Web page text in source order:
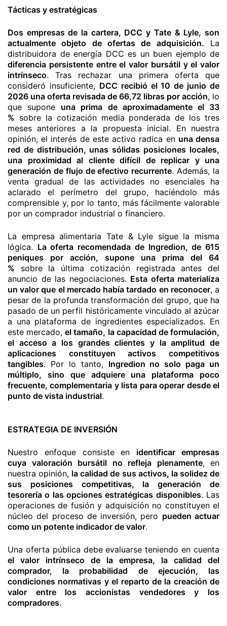
Tácticas y estratégicas
Dos empresas de la cartera, DCC y Tate & Lyle, son
actualmente objeto de ofertas de adquisición. La
distribuidora de energía DCC es un buen ejemplo de
diferencia persistente entre el valor bursátil y el valor
intrínseco. Tras rechazar una primera oferta que
consideró insuficiente, DCC recibió el 10 de junio de
2026 una oferta revisada de 66,72 libras por acción, lo
que supone una prima de aproximadamente el 33
% sobre la cotización media ponderada de los tres
meses anteriores a la propuesta inicial. En nuestra
opinión, el interés de este activo radica en una densa
red de distribución, unas sólidas posiciones locales,
una proximidad al cliente difícil de replicar y una
generación de flujo de efectivo recurrente. Además, la
venta gradual de las actividades no esenciales ha
aclarado el perímetro del grupo, haciéndolo más
comprensible y, por lo tanto, más fácilmente valorable
por un comprador industrial o financiero.
La empresa alimentaria Tate & Lyle sigue la misma
lógica. La oferta recomendada de Ingredion, de 615
peniques por acción, supone una prima del 64
% sobre la última cotización registrada antes del
anuncio de las negociaciones. Esta oferta materializa
un valor que el mercado había tardado en reconocer, a
pesar de la profunda transformación del grupo, que ha
pasado de un perfil históricamente vinculado al azúcar
a una plataforma de ingredientes especializados. En
este mercado,el tamaño, la capacidad de formulación,
el acceso a los grandes clientes y la amplitud de
aplicaciones constituyen activos competitivos
tangibles. Por lo tanto, Ingredion no solo paga un
múltiplo, sino que adquiere una plataforma poco
frecuente, complementaria y lista para operar desde el
punto de vista industrial.
ESTRATEGIA DE INVERSIÓN
Nuestro enfoque consiste en identificar empresas
cuya valoración bursátil no refleja plenamente, en
nuestra opinión, la calidad de sus activos, la solidez de
sus posiciones competitivas, la generación de
tesorería o las opciones estratégicas disponibles. Las
operaciones de fusión y adquisición no constituyen el
núcleo del proceso de inversión, pero pueden actuar
como un potente indicador de valor.
Una oferta pública debe evaluarse teniendo en cuenta
el valor intrínseco de la empresa, la calidad del
comprador, la probabilidad de ejecución, las
condiciones normativas y el reparto de la creación de
valor entre los accionistas vendedores y los
compradores.